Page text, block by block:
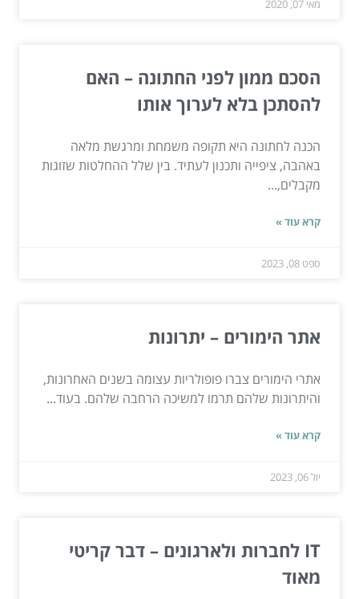
מאי 07, 2020
הסכם ממון לפני החתונה – האם
להסתכן בלא לערוך אותו
הכנה לחתונה היא תקופה משמחת ומרגשת מלאה
באהבה, ציפייה ותכנון לעתיד. בין שלל ההחלטות שזוגות
מקבלים,...
קרא עוד »
ספט 08, 2023
אתר הימורים – יתרונות
אתרי הימורים צברו פופולריות עצומה בשנים האחרונות,
והיתרונות שלהם תרמו למשיכה הרחבה שלהם. בעוד...
קרא עוד »
יול 06, 2023
IT לחברות ולארגונים – דבר קריטי
מאוד